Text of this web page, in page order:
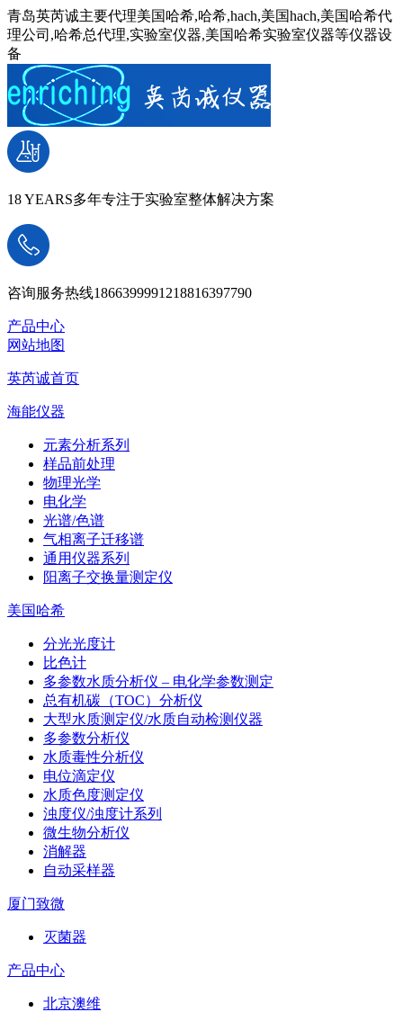
青岛英芮诚主要代理美国哈希,哈希,hach,美国hach,美国哈希代
理公司,哈希总代理,实验室仪器,美国哈希实验室仪器等仪器设
备
18 YEARS多年专注于实验室整体解决方案
咨询服务热线1866399991218816397790
产品中心
网站地图
英芮诚首页
海能仪器
元素分析系列
样品前处理
物理光学
电化学
光谱/色谱
气相离子迁移谱
通用仪器系列
阳离子交换量测定仪
美国哈希
分光光度计
比色计
多参数水质分析仪 – 电化学参数测定
总有机碳（TOC）分析仪
大型水质测定仪/水质自动检测仪器
多参数分析仪
水质毒性分析仪
电位滴定仪
水质色度测定仪
浊度仪/浊度计系列
微生物分析仪
消解器
自动采样器
厦门致微
灭菌器
产品中心
北京澳维